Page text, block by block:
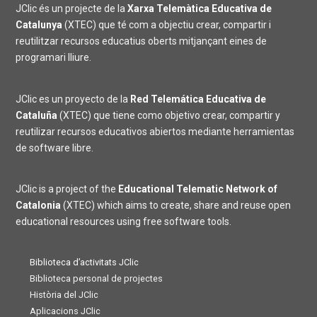
JClic és un projecte de la Xarxa Telemàtica Educativa de
Catalunya (XTEC) que té com a objectiu crear, compartir i
reutilitzar recursos educatius oberts mitjançant eines de
programari lliure.
JClic es un proyecto de la Red Telemática Educativa de
Cataluña (XTEC) que tiene como objetivo crear, compartir y
reutilizar recursos educativos abiertos mediante herramientas
de software libre.
JClic is a project of the Educational Telematic Network of
Catalonia (XTEC) which aims to create, share and reuse open
educational resources using free software tools.
Biblioteca d’activitats JClic
Biblioteca personal de projectes
Història del JClic
Aplicacions JClic